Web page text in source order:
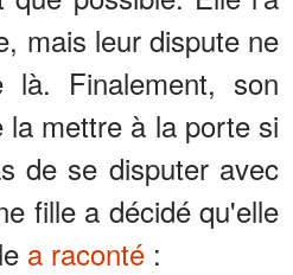
mais leur dispute ne
là. Finalement, son
la mettre à la porte si
de se disputer avec
fille a décidé qu'elle
a raconté :